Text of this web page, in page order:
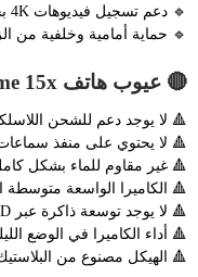
🔹 دعم تسجيل فيديوهات 4K بجودة ممتازة
🔹 حماية أمامية وخلفية من
🔴 عيوب هاتف Realme 15x
🔺 لا يوجد دعم للشحن
🔺 لا يحتوي على منفذ سماعات 3.5
🔺 غير مقاوم للماء بشكل
🔺 الكاميرا الواسعة متوسطة
🔺 لا يوجد توسعة ذاكرة عبر microSD
🔺 أداء الكاميرا في الوضع
🔺 الهيكل مصنوع من